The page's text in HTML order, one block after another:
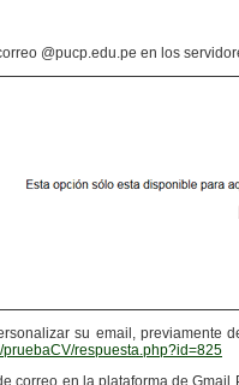
@pucp.edu.pe en los
su email, previamente
respuesta.php?id=825
correo en la plataforma de